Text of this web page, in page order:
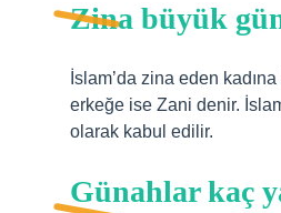
Zina büyük
İslam’da zina eden
erkeğe ise Zani denir.
olarak kabul edilir.
Günahlar kaç